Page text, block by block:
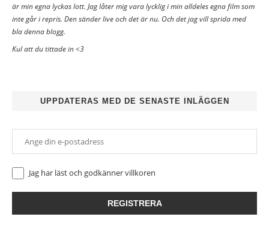
är min egna lyckas lott. Jag låter mig vara lycklig i min alldeles egna film som
inte går i repris. Den sänder live och det är nu. Och det jag vill sprida med
bla denna blogg.
Kul att du tittade in <3
UPPDATERAS MED DE SENASTE INLÄGGEN
Jag har läst och godkännervillkoren